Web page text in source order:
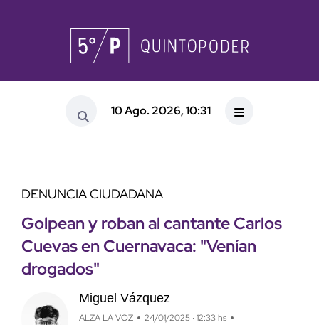
10 Ago. 2026, 10:31
DENUNCIA CIUDADANA
Golpean y roban al cantante Carlos
Cuevas en Cuernavaca: "Venían
drogados"
Miguel Vázquez
ALZA LA VOZ 24/01/2025 · 12:33 hs